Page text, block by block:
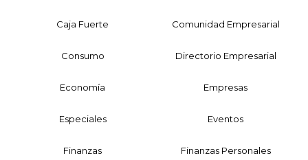
Caja Fuerte Comunidad Empresarial
Consumo Directorio Empresarial
Economía Empresas
Especiales Eventos
Finanzas Finanzas Personales